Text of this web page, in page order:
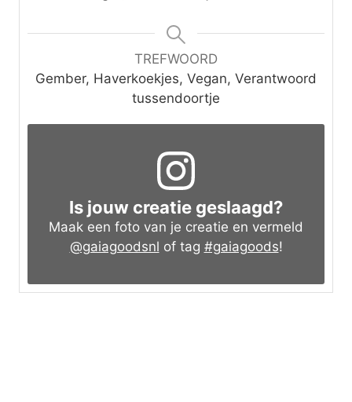
TREFWOORD
Gember, Haverkoekjes, Vegan, Verantwoord
tussendoortje
Is jouw creatie geslaagd?
Maak een foto van je creatie en vermeld
@gaiagoodsnl of tag #gaiagoods!